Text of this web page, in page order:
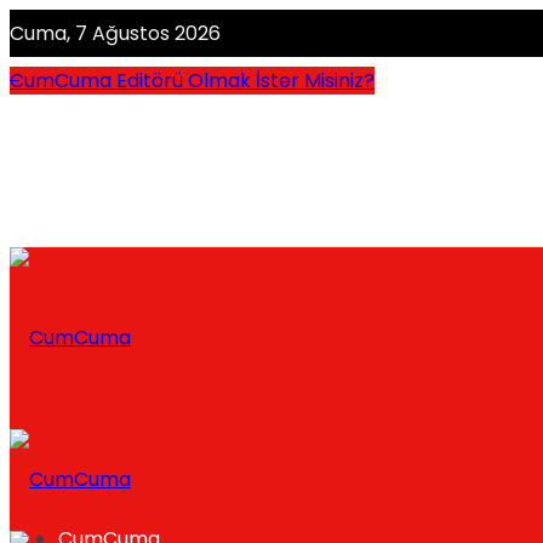
Cuma, 7 Ağustos 2026
CumCuma Editörü Olmak İster Misiniz?